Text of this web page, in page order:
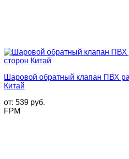
Шаровой обратный клапан ПВХ
Китай
от: 539 руб.
FPM